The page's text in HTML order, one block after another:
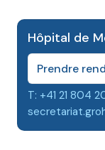
Hôpital de
Prendre
T: +41 21 804